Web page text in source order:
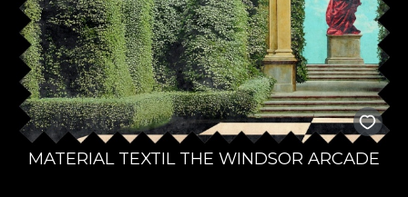
MATERIAL TEXTIL THE WINDSOR ARCADE